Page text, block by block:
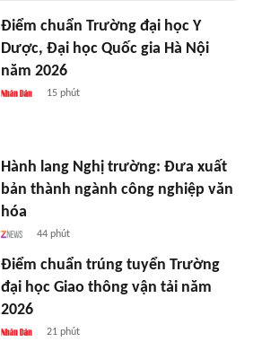
Điểm chuẩn Trường đại học Y
Dược, Đại học Quốc gia Hà Nội
năm 2026
15 phút
Hành lang Nghị trường: Đưa xuất
bản thành ngành công nghiệp văn
hóa
44 phút
Điểm chuẩn trúng tuyển Trường
đại học Giao thông vận tải năm
2026
21 phút